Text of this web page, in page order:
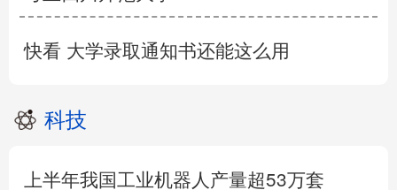
快看 大学录取通知书还能这么用
科技
上半年我国工业机器人产量超53万套